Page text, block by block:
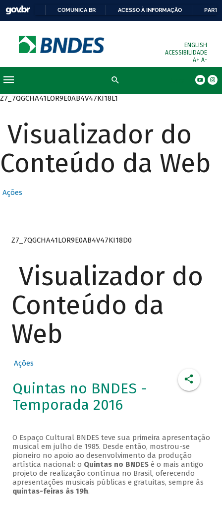
COMUNICA BR ACESSO À INFORMAÇÃO
ENGLISH
ACESSIBILIDADE
A+ A-
Z7_7QGCHA41LOR9E0AB4V47KI18L1
Visualizador do
Conteúdo da Web
Ações
Z7_7QGCHA41LOR9E0AB4V47KI18D0
Visualizador do
Conteúdo da
Web
Ações
Quintas no BNDES -
Temporada 2016
O Espaço Cultural BNDES teve sua primeira apresentação
musical em julho de 1985. Desde então, mostrou-se
pioneiro no apoio ao desenvolvimento da produção
artística nacional: o Quintas no BNDESé o mais antigo
projeto de realização contínua no Brasil, oferecendo
apresentações musicais públicas e gratuitas, sempre às
quintas-feiras às 19h.